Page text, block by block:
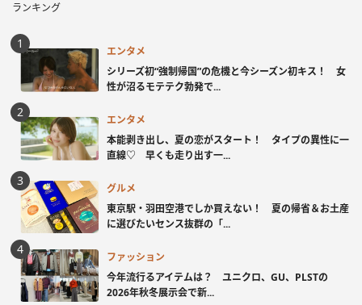
ランキング
エンタメ
シリーズ初“強制帰国”の危機と今シーズン初キス！ 女
性が沼るモテテク勃発で...
エンタメ
本能剥き出し、夏の恋がスタート！ タイプの異性に一
直線♡ 早くも走り出す一...
グルメ
東京駅・羽田空港でしか買えない！ 夏の帰省＆お土産
に選びたいセンス抜群の「...
ファッション
今年流行るアイテムは？ ユニクロ、GU、PLSTの
2026年秋冬展示会で新...